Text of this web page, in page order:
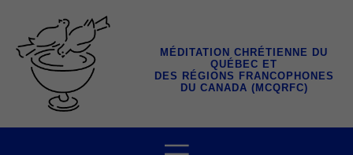
contenu
MÉDITATION CHRÉTIENNE DU
QUÉBEC ET
DES RÉGIONS FRANCOPHONES
DU CANADA (MCQRFC)